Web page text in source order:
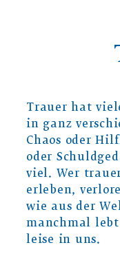
Trauer hat
in ganz
Chaos oder
oder
viel. Wer
erleben,
wie aus der
manchmal
leise in uns.